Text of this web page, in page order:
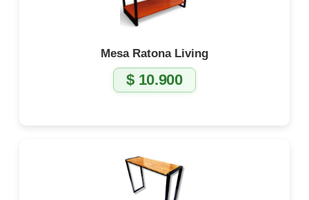
Mesa Ratona Living
$10.900